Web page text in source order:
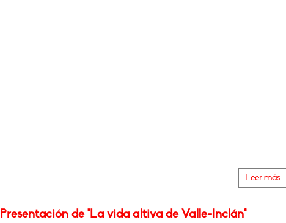
Leer más...
Presentación de "La vida altiva de Valle-Inclán"